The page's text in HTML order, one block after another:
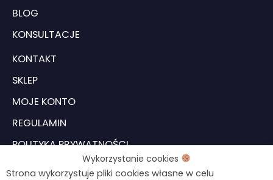
BLOG
KONSULTACJE
KONTAKT
SKLEP
MOJE KONTO
REGULAMIN
POLITYKA PRYWATNOŚCI
USTAWIENIA COOKIES
Wykorzystanie cookies
Strona wykorzystuje pliki cookies własne w celu